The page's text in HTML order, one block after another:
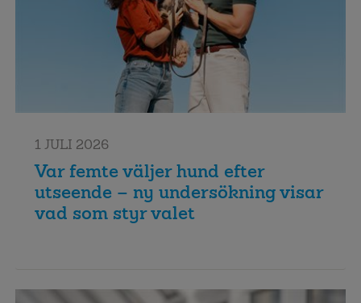
1 JULI 2026
Var femte väljer hund efter
utseende – ny undersökning visar
vad som styr valet